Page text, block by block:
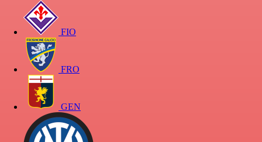
FIO
FRO
GEN